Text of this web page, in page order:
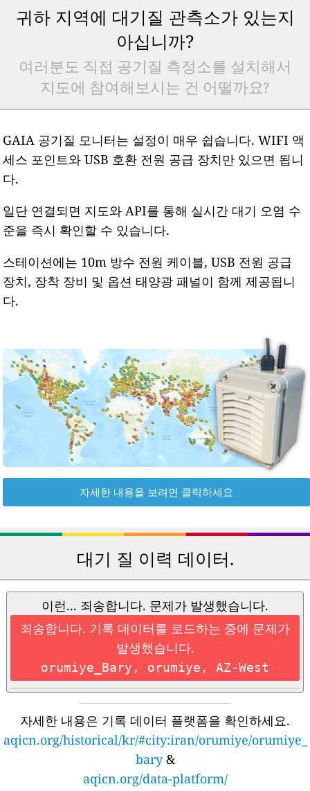
귀하 지역에 대기질 관측소가 있는지
아십니까?
여러분도 직접 공기질 측정소를 설치해서
지도에 참여해보시는 건 어떨까요?
GAIA 공기질 모니터는 설정이 매우 쉽습니다. WIFI 액
세스 포인트와 USB 호환 전원 공급 장치만 있으면 됩니
다.
일단 연결되면 지도와 API를 통해 실시간 대기 오염 수
준을 즉시 확인할 수 있습니다.
스테이션에는 10m 방수 전원 케이블, USB 전원 공급
장치, 장착 장비 및 옵션 태양광 패널이 함께 제공됩니
다.
자세한 내용을 보려면 클릭하세요
대기 질 이력 데이터.
이런... 죄송합니다. 문제가 발생했습니다.
죄송합니다. 기록 데이터를 로드하는 중에 문제가
발생했습니다.
orumiye_Bary, orumiye, AZ-West
자세한 내용은 기록 데이터 플랫폼을 확인하세요.
aqicn.org/historical/kr/#city:iran/orumiye/orumiye_
bary&
aqicn.org/data-platform/